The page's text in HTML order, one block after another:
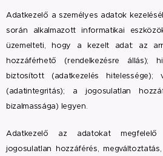
Adatkezelő a személyes adatok
során alkalmazott informatikai
üzemelteti, hogy a kezelt adat:
az
hozzáférhető (rendelkezésre állás);
biztosított (adatkezelés hitelessége);
(adatintegritás); a jogosulatlan
bizalmassága) legyen.
Adatkezelő az adatokat
jogosulatlan hozzáférés,